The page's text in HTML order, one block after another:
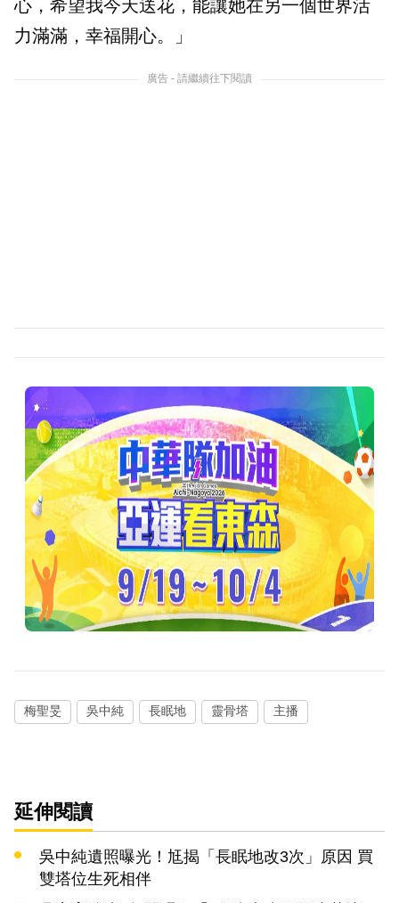
心，希望我今天送花，能讓她在另一個世界活
力滿滿，幸福開心。」
廣告 - 請繼續往下閱讀
梅聖旻 吳中純 長眠地 靈骨塔 主播
延伸閱讀
吳中純遺照曝光！尪揭「長眠地改3次」原因 買
雙塔位生死相伴